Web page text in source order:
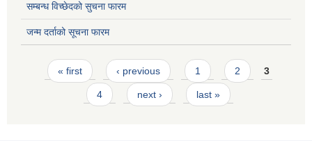
सम्बन्ध विच्छेदको सुचना फारम
जन्म दर्ताको सूचना फारम
Pages
« first ‹ previous 1 2 3
4 next › last »